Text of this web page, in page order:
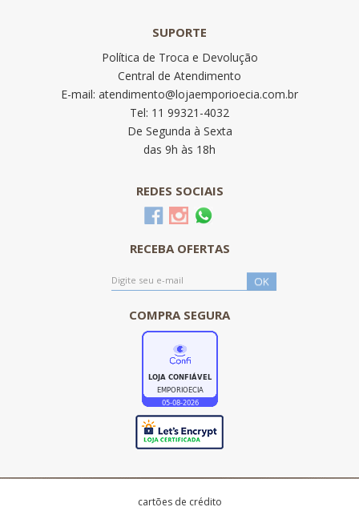
SUPORTE
Política de Troca e Devolução
Central de Atendimento
E-mail: atendimento@lojaemporioecia.com.br
Tel: 11 99321-4032
De Segunda à Sexta
das 9h às 18h
REDES SOCIAIS
RECEBA OFERTAS
COMPRA SEGURA
cartões de crédito